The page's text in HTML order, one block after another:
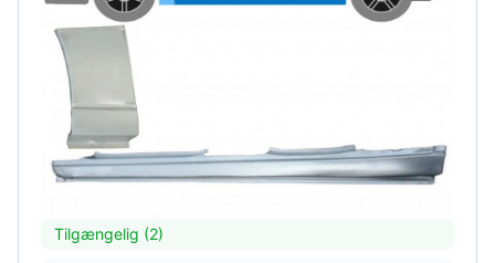
Tilgængelig (2)